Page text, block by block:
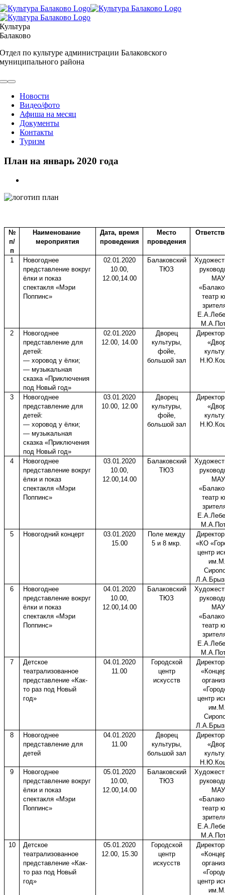
Skip
to
content
Культура
Балаково
Отдел по культуре администрации Балаковского
муниципального района
Toggle
NavigationНовости
Видео/фото
Афиша на месяц
Документы
Контакты
Туризм
План на январь 2020 года
Image
№
п/
п
Наименование
мероприятия
Дата, время
проведения
Место
проведения
1
Новогоднее
представление вокруг
ёлки и показ
спектакля «Мэри
Поппинс»
02.01.2020
10.00,
12.00,14.00
Балаковский
ТЮЗ
театр
2
Новогоднее
представление для
детей:
— хоровод у ёлки;
— музыкальная
сказка «Приключения
под Новый год»
02.01.2020
12.00, 14.00
Дворец
культуры,
фойе,
большой зал
3
Новогоднее
представление для
детей:
— хоровод у ёлки;
— музыкальная
сказка «Приключения
под Новый год»
03.01.2020
10.00, 12.00
Дворец
культуры,
фойе,
большой зал
4
Новогоднее
представление вокруг
ёлки и показ
спектакля «Мэри
Поппинс»
03.01.2020
10.00,
12.00,14.00
Балаковский
ТЮЗ
театр
5
Новогодний концерт
03.01.2020
15.00
Поле между
5 и 8 мкр.
«КО
центр
6
Новогоднее
представление вокруг
ёлки и показ
спектакля «Мэри
Поппинс»
04.01.2020
10.00,
12.00,14.00
Балаковский
ТЮЗ
театр
7
Детское
театрализованное
представление «Как-
то раз под Новый
год»
04.01.2020
11.00
Городской
центр
искусств
центр
8
Новогоднее
представление для
детей
04.01.2020
11.00
Дворец
культуры,
большой зал
9
Новогоднее
представление вокруг
ёлки и показ
спектакля «Мэри
Поппинс»
05.01.2020
10.00,
12.00,14.00
Балаковский
ТЮЗ
театр
10
Детское
театрализованное
представление «Как-
то раз под Новый
год»
05.01.2020
12.00, 15.30
Городской
центр
искусств
центр